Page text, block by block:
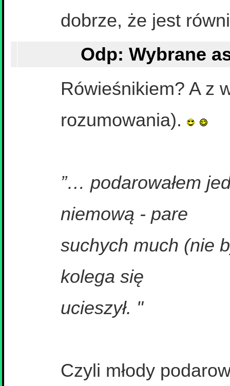
dobrze, że jest
Rówieśnikiem? A z
rozumowania).
”… podarowałem
niemową - pare
suchych much (nie
kolega się
ucieszył. "
Czyli młody